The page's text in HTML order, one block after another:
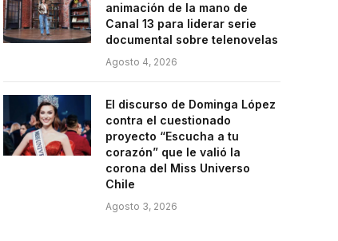
animación de la mano de
Canal 13 para liderar serie
documental sobre telenovelas
Agosto 4, 2026
El discurso de Dominga López
contra el cuestionado
proyecto “Escucha a tu
corazón” que le valió la
corona del Miss Universo
Chile
Agosto 3, 2026